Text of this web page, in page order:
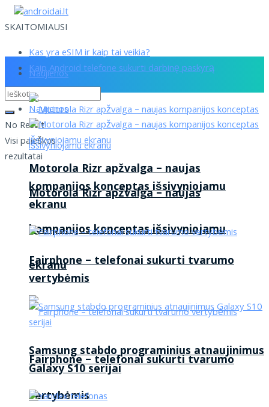
SKAITOMIAUSI
Kas yra eSIM ir kaip tai veikia?
Kaip Android telefone sukurti darbinę paskyrą
No Result
Visi paieškos
rezultatai
Naujienos
Motorola Rizr apžvalga – naujas
kompanijos konceptas išsivyniojamu
ekranu
Fairphone – telefonai sukurti tvarumo
vertybėmis
Naujienos
Motorola Rizr apžvalga – naujas
kompanijos konceptas išsivyniojamu
ekranu
Fairphone – telefonai sukurti tvarumo
vertybėmis
Samsung stabdo programinius atnaujinimus
Galaxy S10 serijai